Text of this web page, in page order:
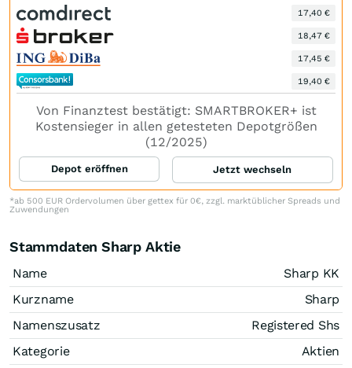
17,40 €
18,47 €
17,45 €
19,40 €
Von Finanztest bestätigt: SMARTBROKER+ ist
Kostensieger in allen getesteten Depotgrößen
(12/2025)
Depot eröffnen Jetzt wechseln
*ab 500 EUR Ordervolumen über gettex für 0€, zzgl. marktüblicher Spreads und
Zuwendungen
Stammdaten Sharp Aktie
Name
Sharp KK
Kurzname
Sharp
Namenszusatz
Registered Shs
Kategorie
Aktien